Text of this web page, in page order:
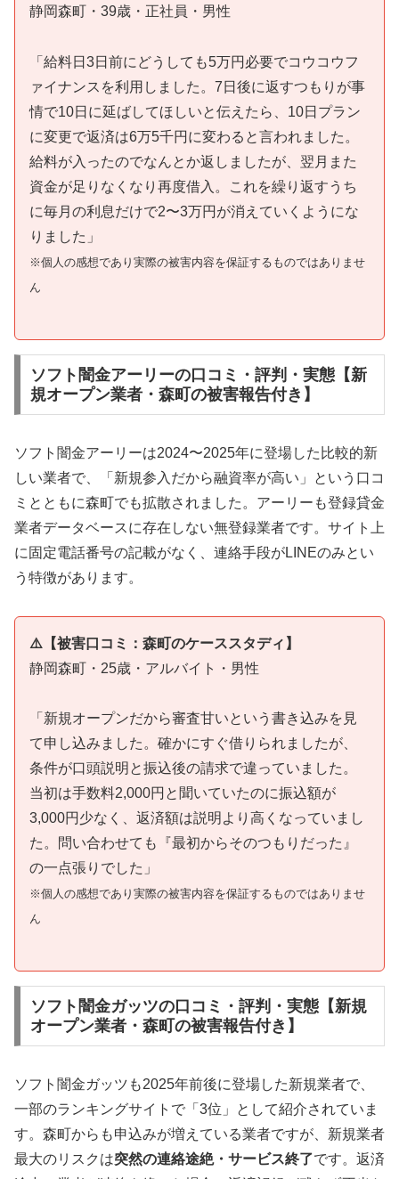
静岡森町・39歳・正社員・男性
「給料日3日前にどうしても5万円必要でコウコウフ
ァイナンスを利用しました。7日後に返すつもりが事
情で10日に延ばしてほしいと伝えたら、10日プラン
に変更で返済は6万5千円に変わると言われました。
給料が入ったのでなんとか返しましたが、翌月また
資金が足りなくなり再度借入。これを繰り返すうち
に毎月の利息だけで2〜3万円が消えていくようにな
りました」
※個人の感想であり実際の被害内容を保証するものではありませ
ん
ソフト闇金アーリーの口コミ・評判・実態【新
規オープン業者・森町の被害報告付き】
ソフト闇金アーリーは2024〜2025年に登場した比較的新
しい業者で、「新規参入だから融資率が高い」という口コ
ミとともに森町でも拡散されました。アーリーも登録貸金
業者データベースに存在しない無登録業者です。サイト上
に固定電話番号の記載がなく、連絡手段がLINEのみとい
う特徴があります。
⚠️【被害口コミ：森町のケーススタディ】
静岡森町・25歳・アルバイト・男性
「新規オープンだから審査甘いという書き込みを見
て申し込みました。確かにすぐ借りられましたが、
条件が口頭説明と振込後の請求で違っていました。
当初は手数料2,000円と聞いていたのに振込額が
3,000円少なく、返済額は説明より高くなっていまし
た。問い合わせても『最初からそのつもりだった』
の一点張りでした」
※個人の感想であり実際の被害内容を保証するものではありませ
ん
ソフト闇金ガッツの口コミ・評判・実態【新規
オープン業者・森町の被害報告付き】
ソフト闇金ガッツも2025年前後に登場した新規業者で、
一部のランキングサイトで「3位」として紹介されていま
す。森町からも申込みが増えている業者ですが、新規業者
最大のリスクは突然の連絡途絶・サービス終了です。返済